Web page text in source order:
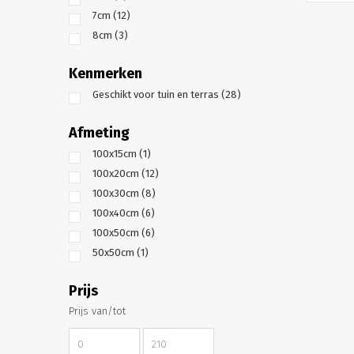
7cm (12)
8cm (3)
Kenmerken
Geschikt voor tuin en terras (28)
Afmeting
100x15cm (1)
100x20cm (12)
100x30cm (8)
100x40cm (6)
100x50cm (6)
50x50cm (1)
Prijs
Prijs van/tot